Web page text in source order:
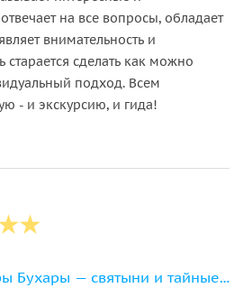
на все вопросы, обладает
внимательность и
старается сделать как можно
подход. Всем
- и экскурсию, и гида!
Загородные шедевры Бухары — святыни и тайные храмы!